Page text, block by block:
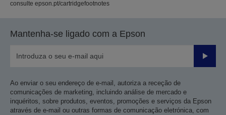
consulte epson.pt/cartridgefootnotes
Mantenha-se ligado com a Epson
Enviar
Ao enviar o seu endereço de e-mail, autoriza a receção de
comunicações de marketing, incluindo análise de mercado e
inquéritos, sobre produtos, eventos, promoções e serviços da Epson
através de e-mail ou outras formas de comunicação eletrónica, com